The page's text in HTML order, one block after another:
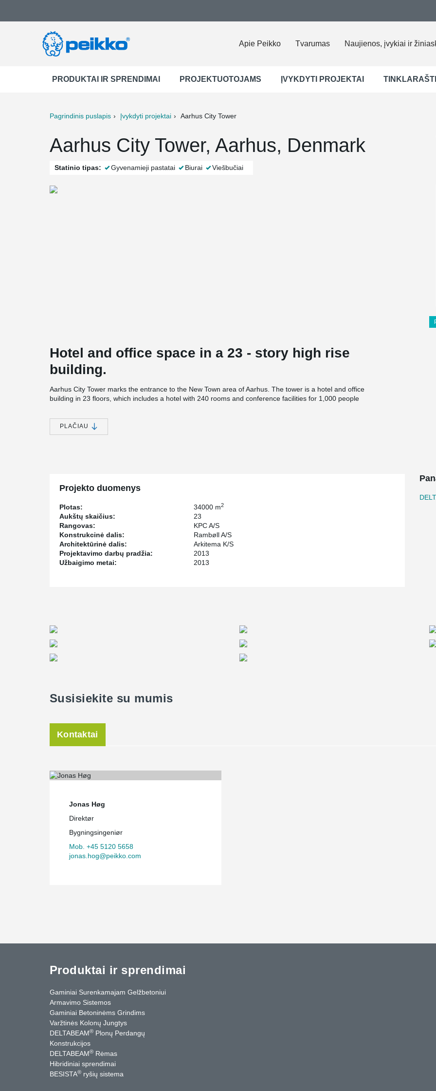
Apie Peikko Tvarumas Naujienos, įvykiai ir
PRODUKTAI IR SPRENDIMAI PROJEKTUOTOJAMS ĮVYKDYTI PROJEKTAI
Pagrindinis puslapis Įvykdyti projektai Aarhus City Tower
Aarhus City Tower, Aarhus, Denmark
Statinio tipas: Gyvenamieji pastatai Biurai Viešbučiai
Hotel and office space in a 23 - story high rise
building.
Aarhus City Tower marks the entrance to the New Town area of Aarhus. The tower is a hotel and office
building in 23 floors, which includes a hotel with 240 rooms and conference facilities for 1,000 people
The tower is a low-energy building in class 2015, integrating a photovoltaic system on the entire south
facade. The facade solar cells are elegantly integrated into the facade expression. DELTABEAM
PLAČIAU
Projekto duomenys
Plotas: 34000 m2
Aukštų skaičius:
23
Rangovas:
KPC A/S
Konstrukcinė dalis:
Rambøll A/S
Architektūrinė dalis:
Arkitema K/S
Projektavimo darbų pradžia:
2013
Užbaigimo metai:
2013
Susisiekite su mumis
Kontaktai
Jonas Høg
Direktør
Bygningsingeniør
Mob. +45 5120 5658
jonas.hog@peikko.com
Produktai ir sprendimai
Gaminiai Surenkamajam Gelžbetoniui
Armavimo Sistemos
Gaminiai Betoninėms Grindims
Varžtinės Kolonų Jungtys
DELTABEAM® Plonų Perdangų
Konstrukcijos
DELTABEAM® Rėmas
Hibridiniai sprendimai
BESISTA® ryšių sistema